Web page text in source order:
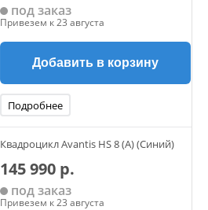
под заказ
Привезем к 23 августа
Добавить в корзину
Подробнее
Квадроцикл Avantis HS 8 (A) (Синий)
145 990 р.
под заказ
Привезем к 23 августа